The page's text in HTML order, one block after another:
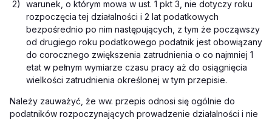
2)
warunek, o którym mowa w ust. 1 pkt 3, nie dotyczy roku
rozpoczęcia tej działalności i 2 lat podatkowych
bezpośrednio po nim następujących, z tym że począwszy
od drugiego roku podatkowego podatnik jest obowiązany
do corocznego zwiększenia zatrudnienia o co najmniej 1
etat w pełnym wymiarze czasu pracy aż do osiągnięcia
wielkości zatrudnienia określonej w tym przepisie.
Należy zauważyć, że ww. przepis odnosi się ogólnie do
podatników rozpoczynających prowadzenie działalności i nie